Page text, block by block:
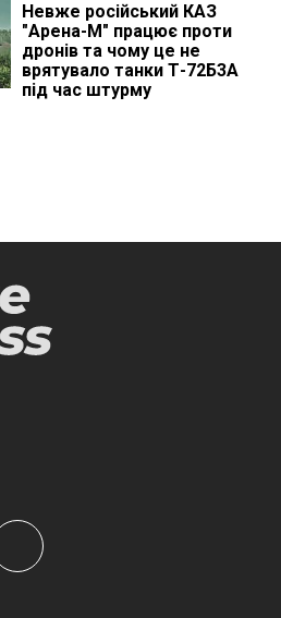
Невже російський КАЗ
"Арена-М" працює проти
дронів та чому це не
врятувало танки Т-72Б3А
під час штурму